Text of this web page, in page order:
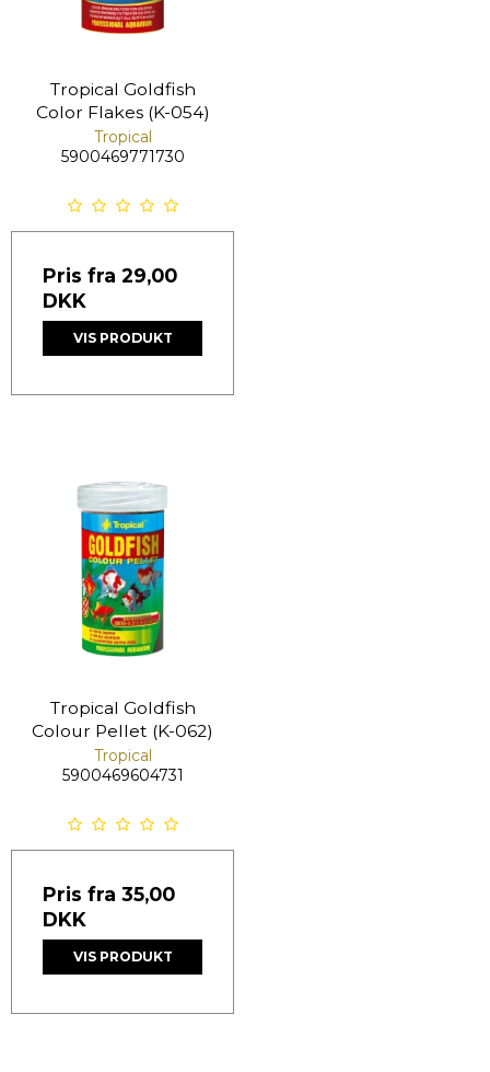
Tropical Goldfish
Color Flakes (K-054)
Tropical
5900469771730
Pris fra 29,00
DKK
VIS PRODUKT
Tropical Goldfish
Colour Pellet (K-062)
Tropical
5900469604731
Pris fra 35,00
DKK
VIS PRODUKT